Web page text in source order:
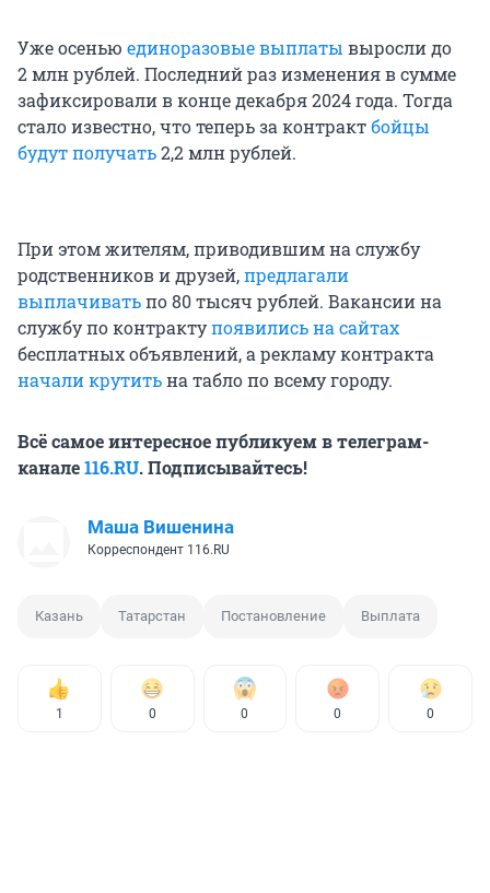
Уже осенью единоразовые выплаты выросли до
2 млн рублей. Последний раз изменения в сумме
зафиксировали в конце декабря 2024 года. Тогда
стало известно, что теперь за контрактбойцы
будут получать2,2 млн рублей.
При этом жителям, приводившим на службу
родственников и друзей,предлагали
выплачиватьпо 80 тысяч рублей. Вакансии на
службу по контрактупоявились на сайтах
бесплатных объявлений, а рекламу контракта
начали крутитьна табло по всему городу.
Всё самое интересное публикуем в телеграм-
канале116.RU. Подписывайтесь!
Маша Вишенина
Корреспондент 116.RU
Казань Татарстан Постановление Выплата
1 0 0 0 0